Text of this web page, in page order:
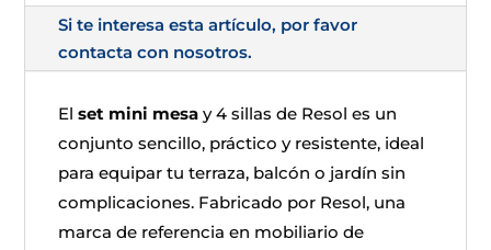
Si te interesa esta artículo, por favor
contacta con nosotros.
Elset mini mesa y 4 sillas de Resol es un
conjunto sencillo, práctico y resistente, ideal
para equipar tu terraza, balcón o jardín sin
complicaciones. Fabricado por Resol, una
marca de referencia en mobiliario de